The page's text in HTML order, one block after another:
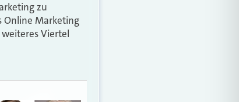
zu
Online Marketing
weiteres Viertel